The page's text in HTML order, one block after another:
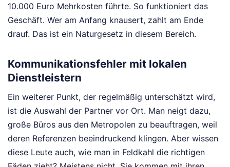
10.000 Euro Mehrkosten führte. So funktioniert das
Geschäft. Wer am Anfang knausert, zahlt am Ende
drauf. Das ist ein Naturgesetz in diesem Bereich.
Kommunikationsfehler mit lokalen
Dienstleistern
Ein weiterer Punkt, der regelmäßig unterschätzt wird,
ist die Auswahl der Partner vor Ort. Man neigt dazu,
große Büros aus den Metropolen zu beauftragen, weil
deren Referenzen beeindruckend klingen. Aber wissen
diese Leute auch, wie man in Feldkahl die richtigen